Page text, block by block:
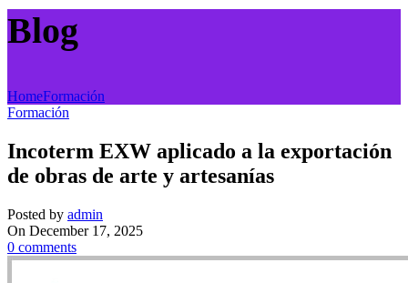
Blog
HomeFormación
Formación
Incoterm EXW aplicado a la exportación
de obras de arte y artesanías
Posted by admin
On December 17, 2025
0 comments